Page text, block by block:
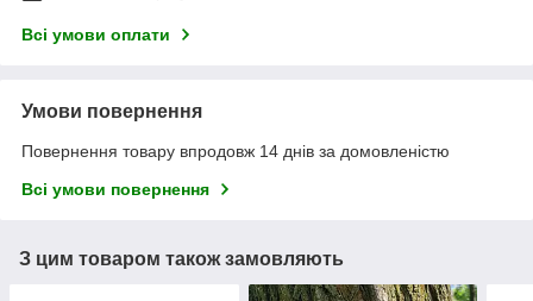
Всі умови оплати
Умови повернення
Повернення товару впродовж 14 днів за домовленістю
Всі умови повернення
З цим товаром також замовляють